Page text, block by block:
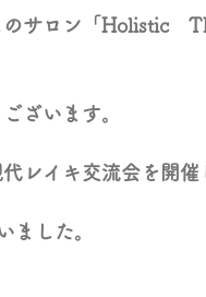
サロン「Holistic　
ざいます。
レイキ交流会を開催
ました。